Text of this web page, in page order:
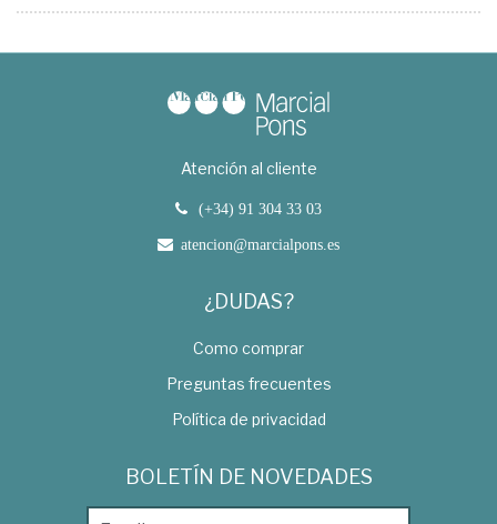
Atención al cliente
(+34) 91 304 33 03
atencion@marcialpons.es
¿DUDAS?
Como comprar
Preguntas frecuentes
Política de privacidad
BOLETÍN DE NOVEDADES